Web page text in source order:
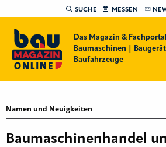
SUCHE MESSEN
Das Magazin &
Baumaschinen |
Baufahrzeuge
Namen und Neuigkeiten
Baumaschinenhandel